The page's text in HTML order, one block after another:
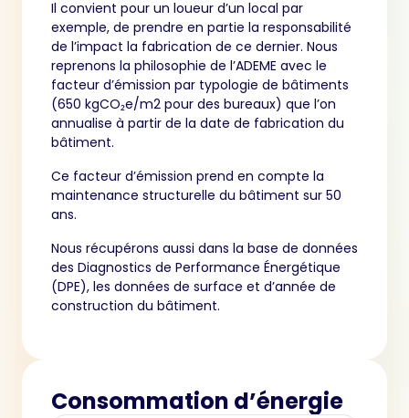
Il convient pour un loueur d’un local par
exemple, de prendre en partie la responsabilité
de l’impact la fabrication de ce dernier. Nous
reprenons la philosophie de l’ADEME avec le
facteur d’émission par typologie de bâtiments
(650 kgCO₂e/m2 pour des bureaux) que l’on
annualise à partir de la date de fabrication du
bâtiment.
Ce facteur d’émission prend en compte la
maintenance structurelle du bâtiment sur 50
ans.
Nous récupérons aussi dans la base de données
des Diagnostics de Performance Énergétique
(DPE), les données de surface et d’année de
construction du bâtiment.
Consommation d’énergie